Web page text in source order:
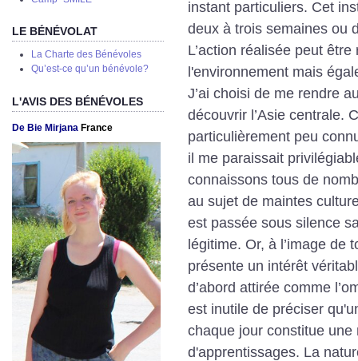
LE BÉNÉVOLAT
La Charte des Bénévoles
Qu’est-ce qu’un bénévole?
L'AVIS DES BÉNÉVOLES
De Bie Mirjana France
instant particuliers. Cet
deux à trois semaines ou
L’action réalisée peut
l'environnement mais
J’ai choisi de me rendre
découvrir l’Asie centrale.
particulièrement peu
il me paraissait
connaissons tous de
au sujet de maintes
est passée sous silence
légitime. Or, à l’image de
présente un intérêt
d’abord attirée comme
est inutile de préciser
chaque jour constitue
d'apprentissages. La